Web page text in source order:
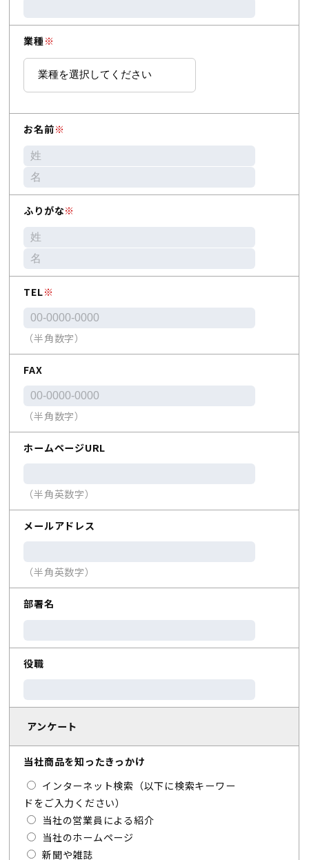
業種 ※
お名前※
ふりがな※
TEL※
（半角数字）
FAX
（半角数字）
ホームページURL
（半角英数字）
メールアドレス
（半角英数字）
部署名
役職
アンケート
当社商品を知ったきっかけ
インターネット検索（以下に検索キーワー
ドをご入力ください）
当社の営業員による紹介
当社のホームページ
新聞や雑誌